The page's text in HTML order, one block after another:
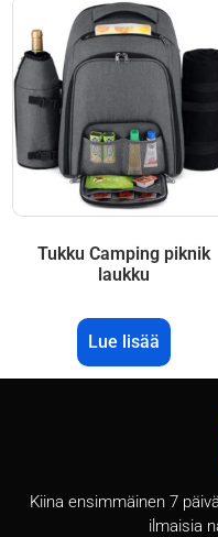
Tukku Camping piknik
laukku
Lue lisää
Kiina ensimmäinen 7
ilmaisia